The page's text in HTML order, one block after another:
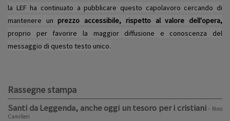
la LEF ha continuato a pubblicare questo capolavoro cercando di
mantenere unprezzo accessibile, rispetto al valore dell'opera,
proprio per favorire la maggior diffusione e conoscenza del
messaggio di questo testo unico.
Rassegne stampa
Santi da Leggenda, anche oggi un tesoro per i cristiani- Rino
Camilleri